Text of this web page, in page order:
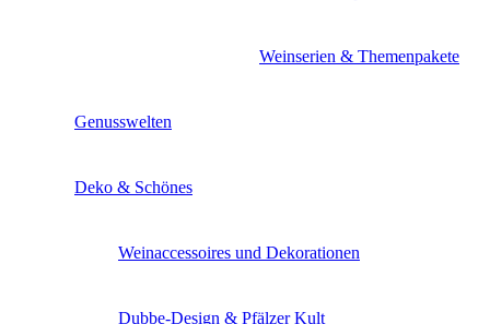
Weinserien & Themenpakete
Genusswelten
Deko & Schönes
Weinaccessoires und Dekorationen
Dubbe-Design & Pfälzer Kult